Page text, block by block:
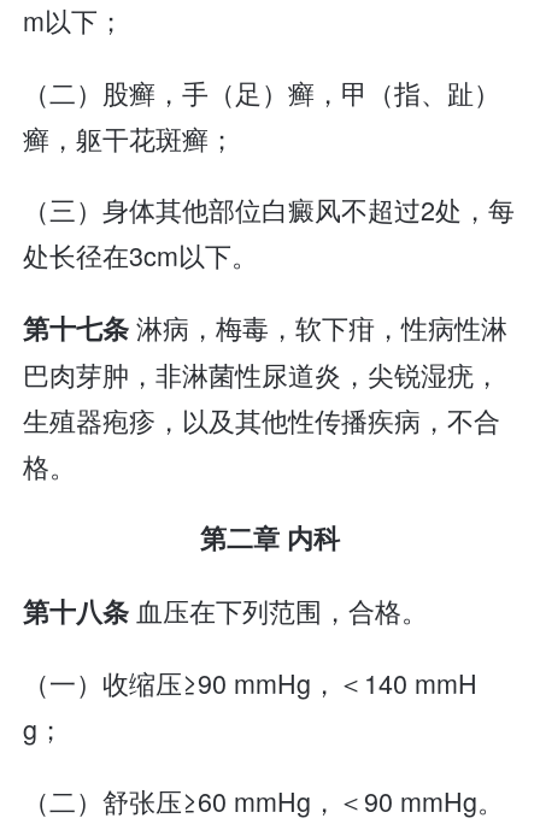
m以下；
（二）股癣，手（足）癣，甲（指、趾）
癣，躯干花斑癣；
（三）身体其他部位白癜风不超过2处，每
处长径在3cm以下。
第十七条淋病，梅毒，软下疳，性病性淋
巴肉芽肿，非淋菌性尿道炎，尖锐湿疣，
生殖器疱疹，以及其他性传播疾病，不合
格。
第二章 内科
第十八条 血压在下列范围，合格。
（一）收缩压≥90 mmHg，＜140 mmH
g；
（二）舒张压≥60 mmHg，＜90 mmHg。